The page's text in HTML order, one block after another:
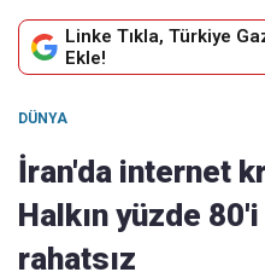
Linke Tıkla, Türkiye
Ekle!
DÜNYA
İran'da internet
Halkın yüzde
rahatsız